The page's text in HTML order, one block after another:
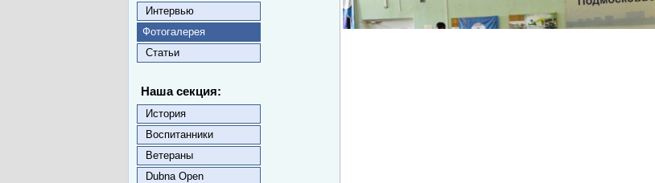
Интервью
Фотогалерея
Статьи
Наша секция:
История
Воспитанники
Ветераны
Dubna Open